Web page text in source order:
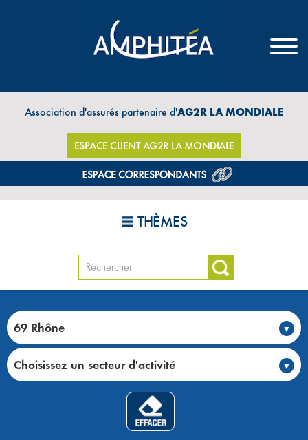
Association d'assurés partenaire d'AG2R LA MONDIALE
ESPACE CLIENT AG2R LA MONDIALE
THÈMES
69 Rhône
Choisissez un secteur d'activité